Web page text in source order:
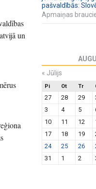
un
pašvaldībās:
Apmaiņas
« Jūlijs
Pi Ot Tr
27 28 29
3
4 5
10
11 12
17
18 19
24
25 26
31
1 2